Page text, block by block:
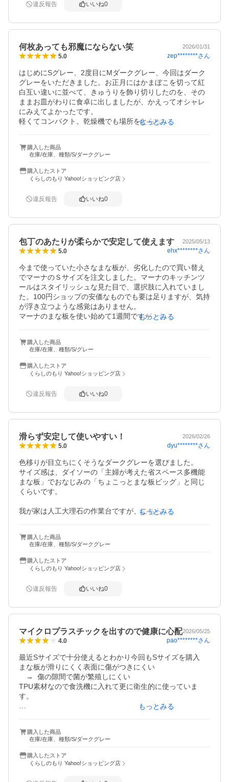
違反報告 いいね0
何枚あっても邪魔にならない笑 2026/01/31
5.0 zep********さん
はじめにSグレー、2度目にMダークグレー、今回はダーク
グレーをいただきました。お正月にはかまぼこを切って紅
白互い違いに並べて、きゅうりを飾り切りしたのを、その
ままお皿がわりに食卓に出しましたが、かえってオシャレ
にみえてよかったです。
軽くてコンパクト。乾燥機でも場所をとらないから買って
で、あれはなんて無駄な時間だったんだろう。今はさっと
洗えて、パパッと片付け出来る。家事が楽チンになり本当
にありがたいです。
もっとみる
購入した商品
在庫/在庫、種類/S/ダークグレー
購入したストア
くらしのもり Yahoo!ショッピング店
違反報告 いいね0
包丁のあたりが柔らかで安定して使えます 2025/05/13
5.0 ehx********さん
今まで使っていた小さなまな板が、劣化したので買い替え
でマーナのＳサイズを注文しました。マーナのキッチンツ
ールはスタイリッシュな見た目で、選択肢に入れていまし
た。100円ショップの安価なものでも要は足りますが、気持
が浮き立つような感覚はありません。
マーナのまな板を使い始めて1週間ですが、包丁のあたりが
で、あまり周りを濡らすことがありません。
もっとみる
購入した商品
在庫/在庫、種類/S/グレー
購入したストア
くらしのもり Yahoo!ショッピング店
違反報告 いいね0
滑らず安定して使いやすい！ 2026/02/26
5.0 dyu********さん
色移りが目立ちにくそうなダークグレーを選びました。
サイズ感は、ダイソーの「主婦が考えた省スペース多機能
まな板」でおなじみの「ちょこっとまな板ビッグ」と同じ
くらいです。
我が家は人工大理石の作業台ですが、こちらの商品は適度
まな板が動かないだけで、こんなにも調理がしやすくなる
のだと実感しました。
とても満足のいく買い物でした。
もっとみる
購入した商品
在庫/在庫、種類/S/ダークグレー
購入したストア
くらしのもり Yahoo!ショッピング店
違反報告 いいね0
マイクロプラスチックを出すので健康に心配2026/05/25
4.0 pao********さん
最近Sサイズで十分使えるとわかり今回もSサイズを購入
まな板が滑りにくく表面に傷がつきにくい
→  傷の隙間で菌が繁殖しにくい
TPU素材なので食洗機に入れて更に衛生的に使っていま
す。
し環境にも人体にも影響があるとAI（Gemini）が回答して
いるので素材としては心配です。
もっとみる
購入した商品
在庫/在庫、種類/S/ダークグレー
購入したストア
くらしのもり Yahoo!ショッピング店